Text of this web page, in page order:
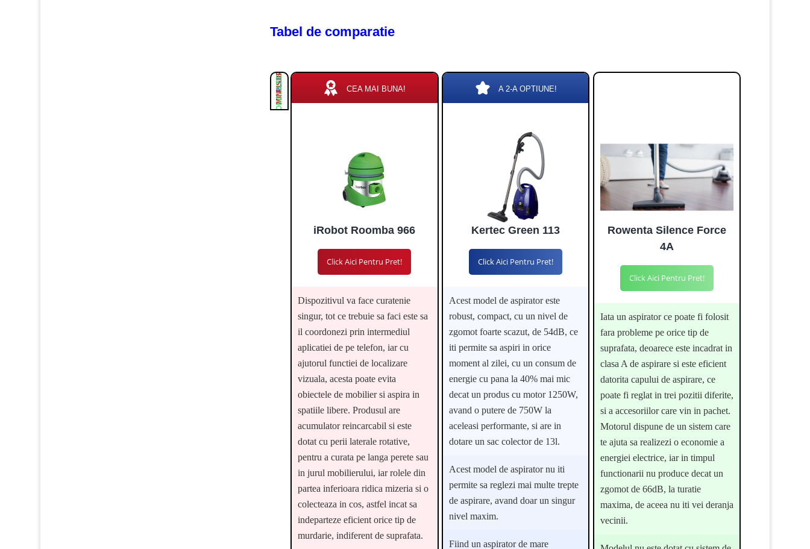
Tabel de comparatie
PLUSURI
MINUSURI
CONCLUZIE CEA MAI BUNA!
iRobot Roomba 966
Click Aici Pentru Pret!
Dispozitivul va face curatenie
singur, tot ce trebuie sa faci este sa
il coordonezi prin intermediul
aplicatiei de pe telefon, iar cu
ajutorul functiei de localizare
vizuala, acesta poate evita
obiectele de mobilier si aspira in
spatiile libere. Produsul are
acumulator reincarcabil si este
dotat cu perii laterale rotative,
pentru a curata pe langa perete sau
in jurul mobilierului, iar rolele din
partea inferioara ridica mizeria si o
colecteaza in cos, astfel incat sa
indeparteze eficient orice tip de
murdarie, indiferent de suprafata.
A 2-A OPTIUNE!
Kertec Green 113
Click Aici Pentru Pret!
Acest model de aspirator este
robust, compact, cu un nivel de
zgomot foarte scazut, de 54dB, ce
iti permite sa aspiri in orice
moment al zilei, cu un consum de
energie cu pana la 40% mai mic
decat un produs cu motor 1250W,
avand o putere de 750W la
aceleasi performante, si are in
dotare un sac colector de 13l.
Acest model de aspirator nu iti
permite sa reglezi mai multe trepte
de aspirare, avand doar un singur
nivel maxim.
Fiind un aspirator de mare
Rowenta Silence Force
4A
Click Aici Pentru Pret!
Iata un aspirator ce poate fi folosit
fara probleme pe orice tip de
suprafata, deoarece este incadrat in
clasa A de aspirare si este eficient
datorita capului de aspirare, ce
poate fi reglat in trei pozitii diferite,
si a accesoriilor care vin in pachet.
Motorul dispune de un sistem care
te ajuta sa realizezi o economie a
energiei electrice, iar in timpul
functionarii nu produce decat un
zgomot de 66dB, la turatie
maxima, de aceea nu iti vei deranja
vecinii.